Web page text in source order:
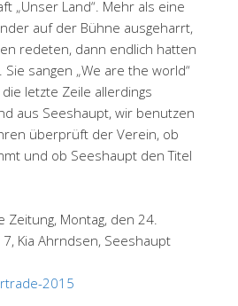
„Unser Land“. Mehr als eine
auf der Bühne ausgeharrt,
redeten, dann endlich hatten
sangen „We are the world“
die letzte Zeile allerdings
aus Seeshaupt, wir benutzen
überprüft der Verein, ob
und ob Seeshaupt den Titel
Montag, den 24.
Kia Ahrndsen, Seeshaupt
2015